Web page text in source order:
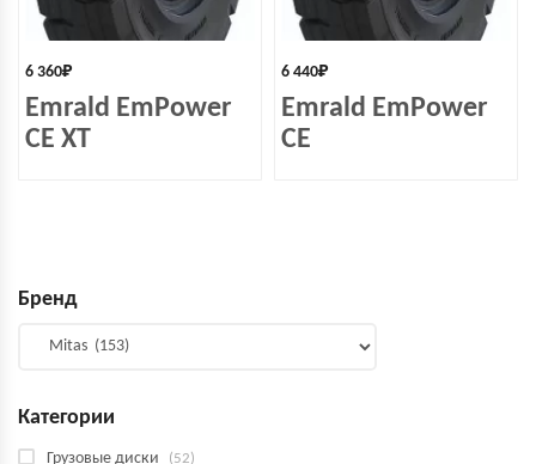
6 360₽
Emrald EmPower
СЕ XT
6 440₽
Emrald EmPower
СЕ
Бренд
Категории
Грузовые диски (52)